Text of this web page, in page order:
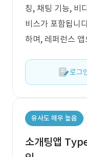
칭, 채팅 기능, 비
비스가 포함됩니
하며, 레퍼런스
로그
유사도 매우 높음
소개팅앱